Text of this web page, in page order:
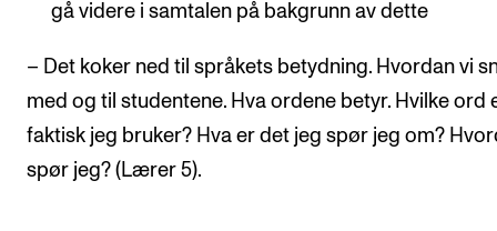
gå videre i samtalen på bakgrunn av dette
– Det koker ned til språkets betydning. Hvordan vi
med og til studentene. Hva ordene betyr. Hvilke ord
faktisk jeg bruker? Hva er det jeg spør jeg om?
spør jeg? (Lærer 5).